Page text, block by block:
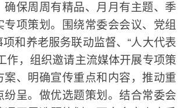
确保周周有精品、月月有主题、季
专项策划。围绕常委会会议、党组
和养老服务联动监督、“人大代表
作，组织邀请主流媒体开展专项策
案、明确宣传重点和内容，推动重
纷呈。做优选题策划。结合常委会